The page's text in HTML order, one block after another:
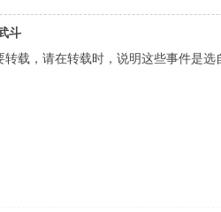
斗
载，请在转载时，说明这些事件是